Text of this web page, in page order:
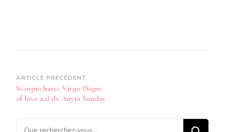
Navigation
d’article
ARTICLE PRÉCÉDENT
Scorpio hates Virgo (Signs
of love #2) de Anyta Sunday
Vous